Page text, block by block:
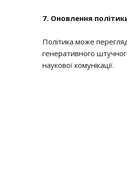
7. Оновлення
Політика може
генеративного
наукової комунікації.